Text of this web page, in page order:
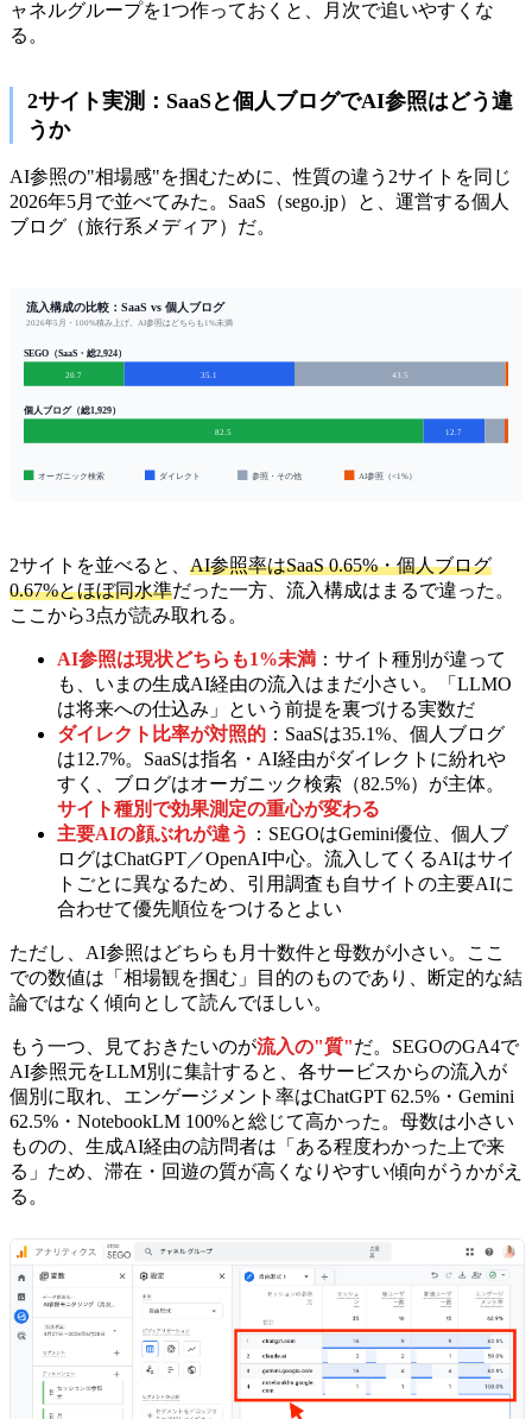
ャネルグループを1つ作っておくと、月次で追いやすくな
る。
2サイト実測：SaaSと個人ブログでAI参照はどう違
うか
AI参照の"相場感"を掴むために、性質の違う2サイトを同じ
2026年5月で並べてみた。SaaS（sego.jp）と、運営する個人
ブログ（旅行系メディア）だ。
流入構成の比較：SaaS vs 個人ブログ
2026年5月・100%積み上げ。AI参照はどちらも1%未満
SEGO（SaaS・総2,924）
20.7 35.1 43.5
個人ブログ（総1,929）
82.5 12.7
オーガニック検索 ダイレクト 参照・その他 AI参照（<1%）
2サイトを並べると、 AI参照率はSaaS 0.65%・個人ブログ
0.67%とほぼ同水準だった一方、流入構成はまるで違った。
ここから3点が読み取れる。
AI参照は現状どちらも1%未満 ：サイト種別が違って
も、いまの生成AI経由の流入はまだ小さい。「LLMO
は将来への仕込み」という前提を裏づける実数だ
ダイレクト比率が対照的 ：SaaSは35.1%、個人ブログ
は12.7%。SaaSは指名・AI経由がダイレクトに紛れや
すく、ブログはオーガニック検索（82.5%）が主体。
サイト種別で効果測定の重心が変わる
主要AIの顔ぶれが違う ：SEGOはGemini優位、個人ブ
ログはChatGPT／OpenAI中心。流入してくるAIはサイ
トごとに異なるため、引用調査も自サイトの主要AIに
合わせて優先順位をつけるとよい
ただし、AI参照はどちらも月十数件と母数が小さい。ここ
での数値は「相場観を掴む」目的のものであり、断定的な結
論ではなく傾向として読んでほしい。
もう一つ、見ておきたいのが流入の"質"だ。SEGOのGA4で
AI参照元をLLM別に集計すると、各サービスからの流入が
個別に取れ、エンゲージメント率はChatGPT 62.5%・Gemini
62.5%・NotebookLM 100%と総じて高かった。母数は小さい
ものの、生成AI経由の訪問者は「ある程度わかった上で来
る」ため、滞在・回遊の質が高くなりやすい傾向がうかがえ
る。